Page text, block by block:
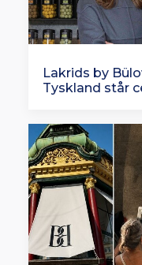
Lakrids by
Tyskland står